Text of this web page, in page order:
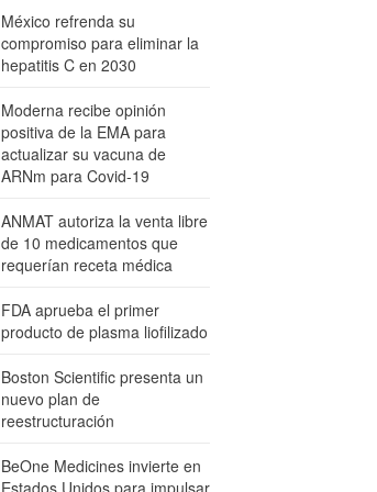
México refrenda su
compromiso para eliminar la
hepatitis C en 2030
Moderna recibe opinión
positiva de la EMA para
actualizar su vacuna de
ARNm para Covid-19
ANMAT autoriza la venta libre
de 10 medicamentos que
requerían receta médica
FDA aprueba el primer
producto de plasma liofilizado
Boston Scientific presenta un
nuevo plan de
reestructuración
BeOne Medicines invierte en
Estados Unidos para impulsar